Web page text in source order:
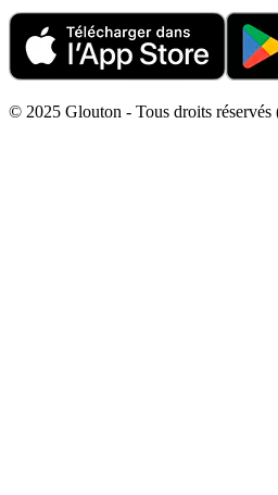
© 2025 Glouton - Tous droits réservés